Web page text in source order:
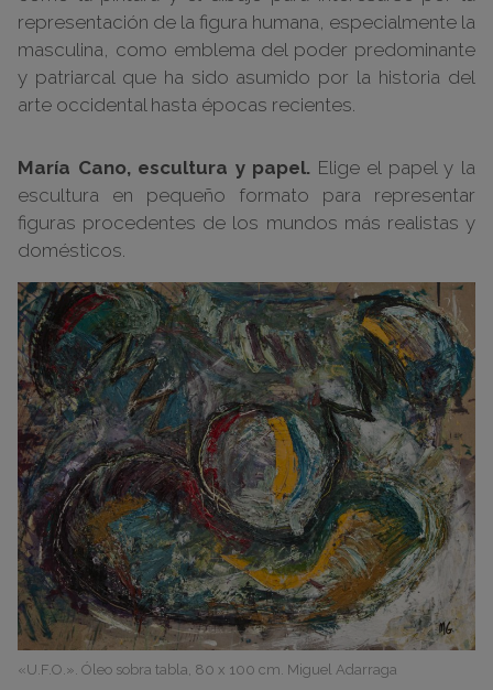
representación de la figura humana, especialmente la
masculina, como emblema del poder predominante
y patriarcal que ha sido asumido por la historia del
arte occidental hasta épocas recientes.
María Cano, escultura y papel. Elige el papel y la
escultura en pequeño formato para representar
figuras procedentes de los mundos más realistas y
domésticos.
«U.F.O.». Óleo sobra tabla, 80 x 100 cm. Miguel Adarraga